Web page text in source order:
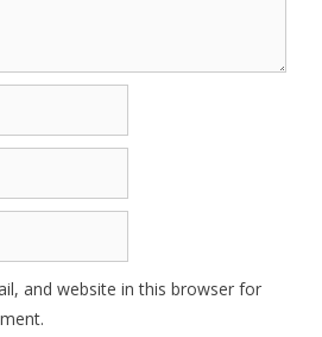
and website in this browser for